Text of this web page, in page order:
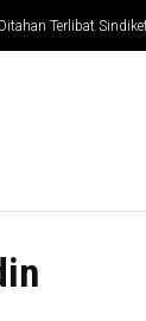
Terlibat